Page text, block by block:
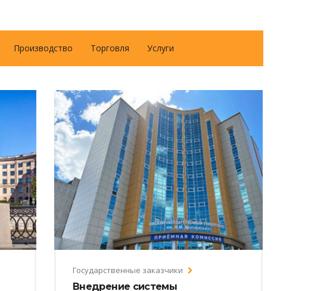
Производство Торговля Услуги
Государственные заказчики
Внедрение системы